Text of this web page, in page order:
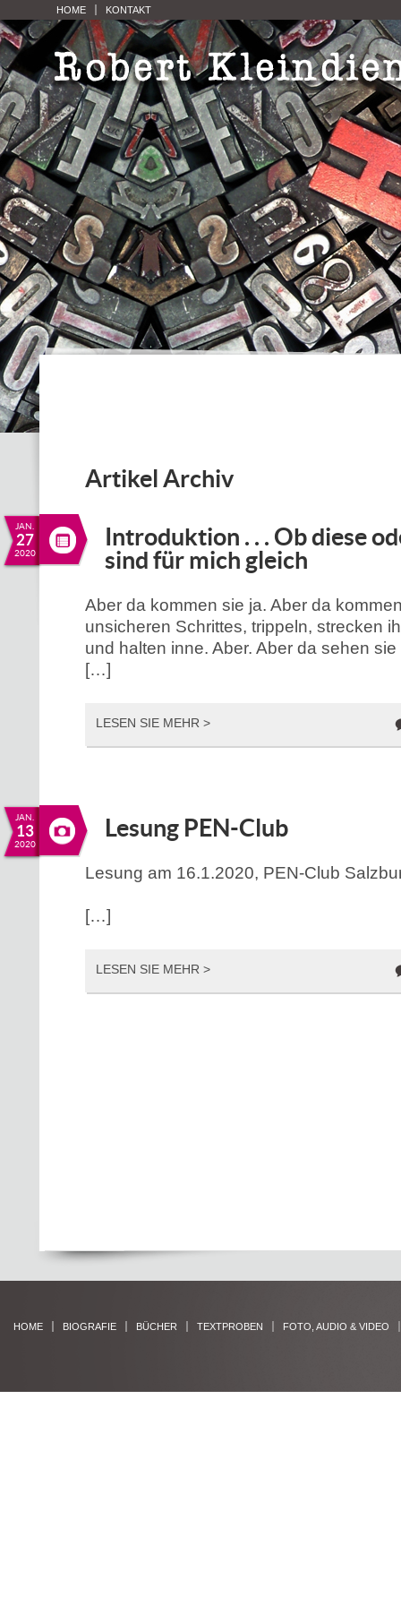
HOME KONTAKT
Artikel Archiv
JAN.
27
2020
Introduktion . . . Ob diese
sind für mich gleich
Aber da kommen sie ja. Aber da
unsicheren Schrittes, trippeln, strecken
und halten inne. Aber. Aber da sehen sie
[…]
LESEN SIE MEHR >
JAN.
13
2020
Lesung PEN-Club
Lesung am 16.1.2020, PEN-Club
[…]
LESEN SIE MEHR >
HOME BIOGRAFIE BÜCHER TEXTPROBEN FOTO, AUDIO & VIDEO